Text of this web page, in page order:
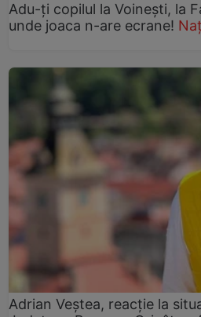
Adu-ți copilul la Voinești, la
unde joaca n-are ecrane!
Adrian Veștea, reacție la